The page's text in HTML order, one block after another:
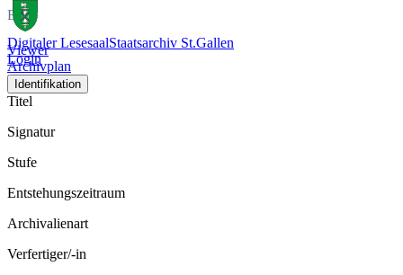
Digitaler LesesaalStaatsarchiv St.Gallen
Login
Bild
Viewer
Archivplan
Identifikation
Titel
Signatur
Stufe
Entstehungszeitraum
Archivalienart
Verfertiger/-in